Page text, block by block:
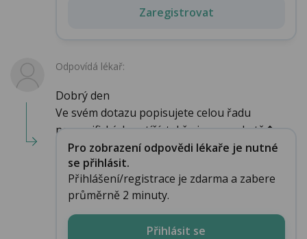
Zaregistrovat
Odpovídá lékař:
Dobrý den
Ve svém dotazu popisujete celou řadu
nespecifických potíží, takže je opravdu tě�...
Pro zobrazení odpovědi lékaře je nutné
se přihlásit.
Přihlášení/registrace je zdarma a zabere
průměrně 2 minuty.
Přihlásit se